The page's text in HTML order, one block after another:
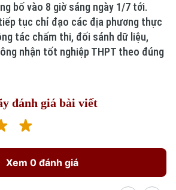
bố vào 8 giờ sáng ngày 1/7 tới.
tục chỉ đạo các địa phương thực
tác chấm thi, đối sánh dữ liệu,
nhận tốt nghiệp THPT theo đúng
đánh giá bài viết
Xem 0 đánh giá